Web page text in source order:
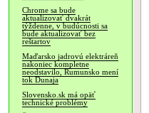
Chrome sa bude
aktualizovať dvakrát
týždenne, v budúcnosti sa
bude aktualizovať bez
reštartov
Maďarsko jadrovú elektráreň
nakoniec kompletne
neodstavilo, Rumunsko mení
tok Dunaja
Slovensko.sk má opäť
technické problémy